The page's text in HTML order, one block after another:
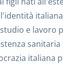
e lavoro
italiana